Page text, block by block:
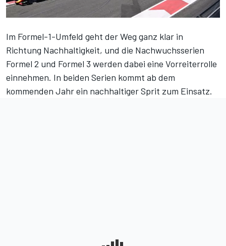
Im Formel-1-Umfeld geht der Weg ganz klar in
Richtung Nachhaltigkeit, und die Nachwuchsserien
Formel 2 und Formel 3 werden dabei eine Vorreiterrolle
einnehmen. In beiden Serien kommt ab dem
kommenden Jahr ein nachhaltiger Sprit zum Einsatz.